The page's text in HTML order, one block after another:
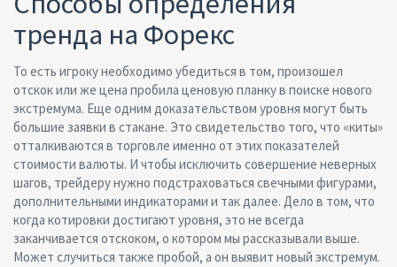
тренда на Форекс
То есть игроку необходимо убедиться в том, произошел
отскок или же цена пробила ценовую планку в поиске нового
экстремума. Еще одним доказательством уровня могут быть
большие заявки в стакане. Это свидетельство того, что «киты»
отталкиваются в торговле именно от этих показателей
стоимости валюты. И чтобы исключить совершение неверных
шагов, трейдеру нужно подстраховаться свечными фигурами,
дополнительными индикаторами и так далее. Дело в том, что
когда котировки достигают уровня, это не всегда
заканчивается отскоком, о котором мы рассказывали выше.
Может случиться также пробой, а он выявит новый экстремум.